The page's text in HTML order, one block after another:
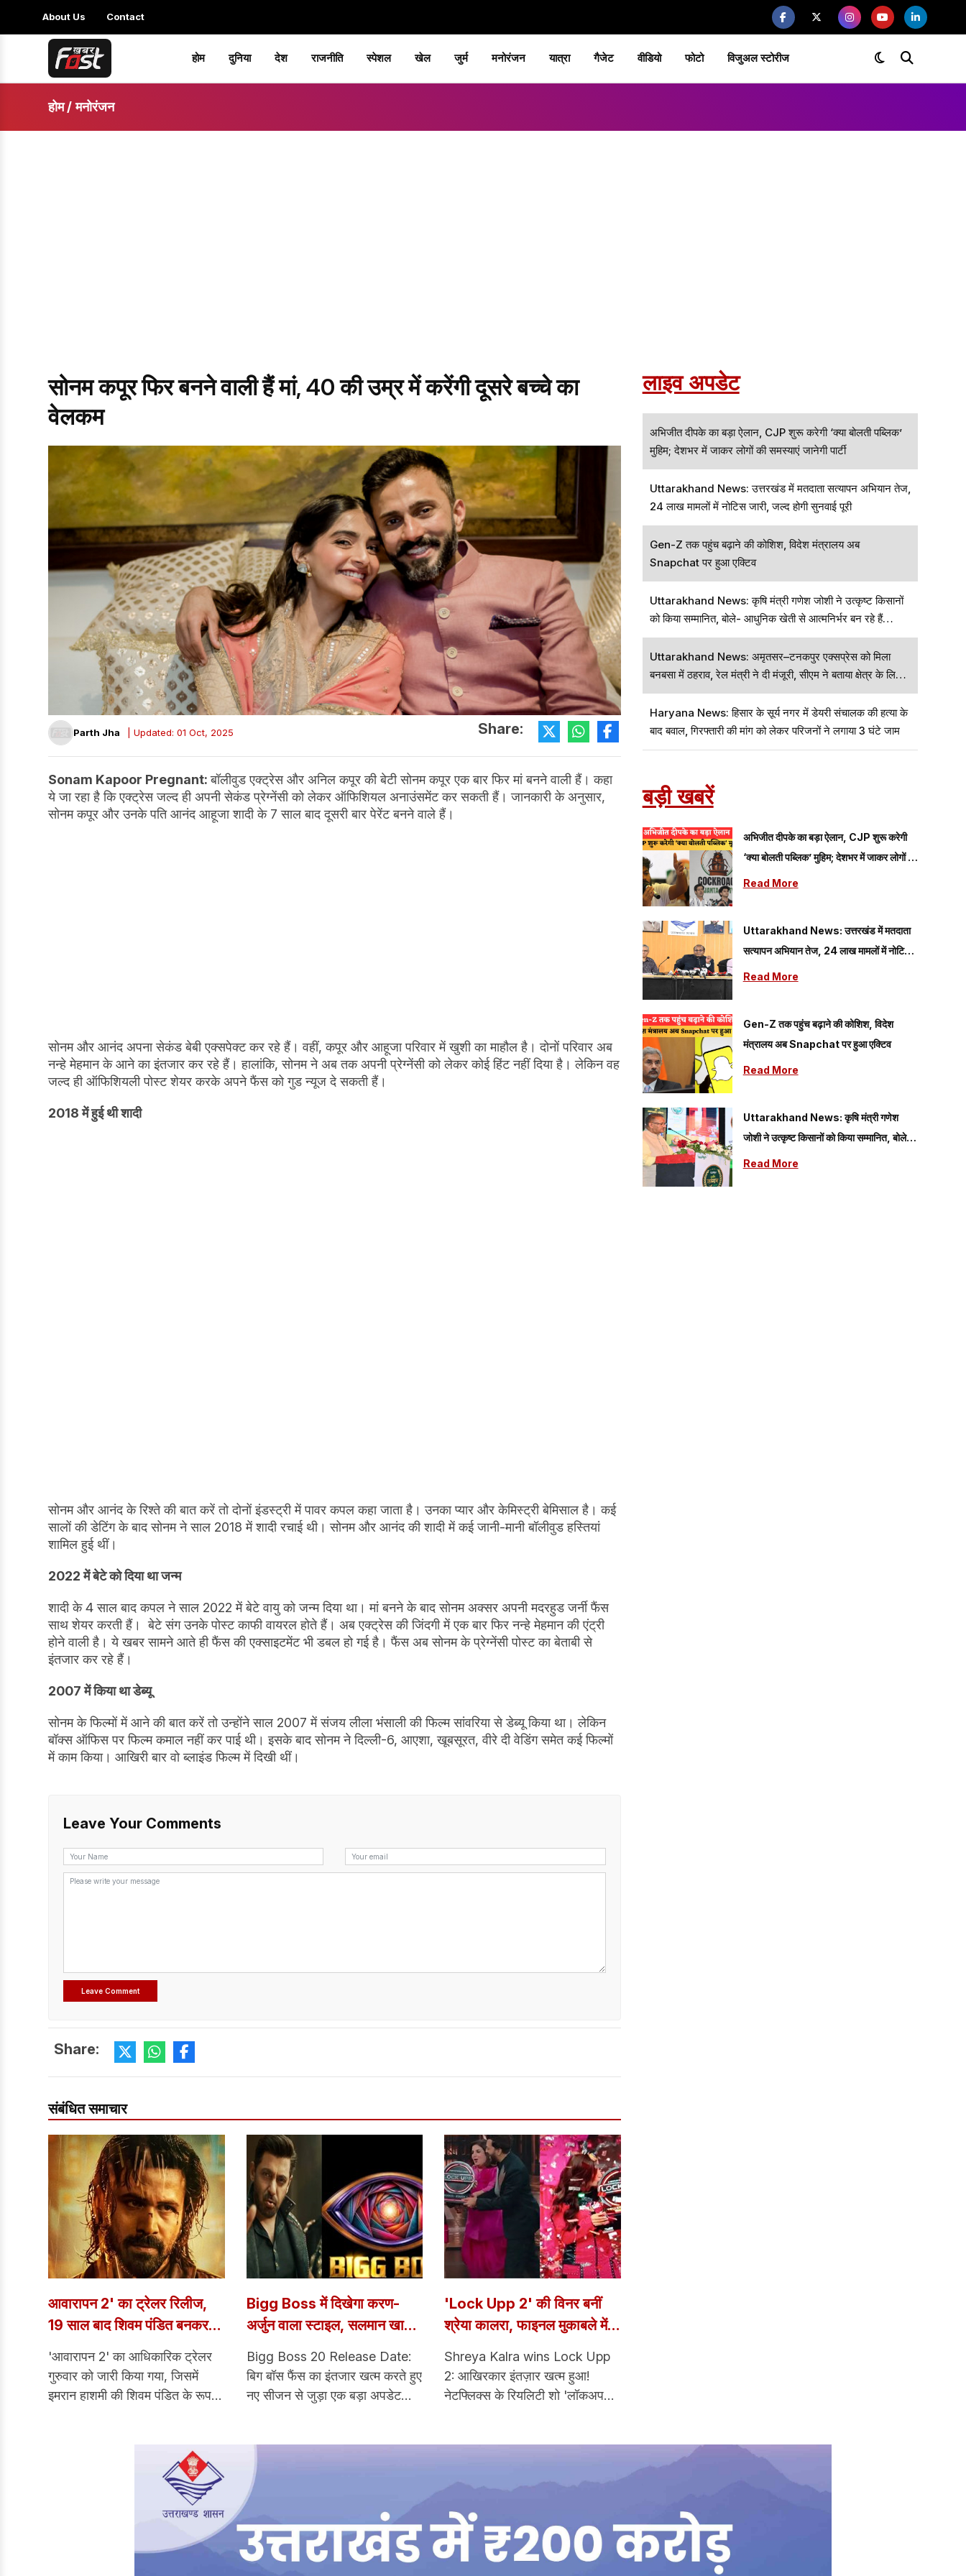
About Us Contact
होम दुनिया देश राजनीति स्पेशल खेल जुर्म मनोरंजन यात्रा गैजेट वीडियो फोटो विजुअल स्टोरीज
होम/ मनोरंजन
सोनम कपूर फिर बनने वाली हैं मां, 40 की उम्र में करेंगी दूसरे बच्चे का
वेलकम
Parth Jha | Updated: 01 Oct, 2025 Share:
Sonam Kapoor Pregnant:बॉलीवुड एक्ट्रेस और अनिल कपूर की बेटी सोनम कपूर एक बार फिर मां बनने वाली हैं। कहा
ये जा रहा है कि एक्ट्रेस जल्द ही अपनी सेकंड प्रेग्नेंसी को लेकर ऑफिशियल अनाउंसमेंट कर सकती हैं। जानकारी के अनुसार,
सोनम कपूर और उनके पति आनंद आहूजा शादी के 7 साल बाद दूसरी बार पेरेंट बनने वाले हैं।
सोनम और आनंद अपना सेकंड बेबी एक्सपेक्ट कर रहे हैं। वहीं, कपूर और आहूजा परिवार में खुशी का माहौल है। दोनों परिवार अब
नन्हे मेहमान के आने का इंतजार कर रहे हैं। हालांकि, सोनम ने अब तक अपनी प्रेग्नेंसी को लेकर कोई हिंट नहीं दिया है। लेकिन वह
जल्द ही ऑफिशियली पोस्ट शेयर करके अपने फैंस को गुड न्यूज दे सकती हैं।
2018 में हुई थी शादी
सोनम और आनंद के रिश्ते की बात करें तो दोनों इंडस्ट्री में पावर कपल कहा जाता है। उनका प्यार और केमिस्ट्री बेमिसाल है। कई
सालों की डेटिंग के बाद सोनम ने साल 2018 में शादी रचाई थी। सोनम और आनंद की शादी में कई जानी-मानी बॉलीवुड हस्तियां
शामिल हुई थीं।
2022 में बेटे को दिया था जन्म
शादी के 4 साल बाद कपल ने साल 2022 में बेटे वायु को जन्म दिया था। मां बनने के बाद सोनम अक्सर अपनी मदरहुड जर्नी फैंस
साथ शेयर करती हैं। बेटे संग उनके पोस्ट काफी वायरल होते हैं। अब एक्ट्रेस की जिंदगी में एक बार फिर नन्हे मेहमान की एंट्री
होने वाली है। ये खबर सामने आते ही फैंस की एक्साइटमेंट भी डबल हो गई है। फैंस अब सोनम के प्रेग्नेंसी पोस्ट का बेताबी से
इंतजार कर रहे हैं।
2007 में किया था डेब्यू
सोनम के फिल्मों में आने की बात करें तो उन्होंने साल 2007 में संजय लीला भंसाली की फिल्म सांवरिया से डेब्यू किया था। लेकिन
बॉक्स ऑफिस पर फिल्म कमाल नहीं कर पाई थी। इसके बाद सोनम ने दिल्ली-6, आएशा, खूबसूरत, वीरे दी वेडिंग समेत कई फिल्मों
में काम किया। आखिरी बार वो ब्लाइंड फिल्म में दिखी थीं।
Leave Your Comments
Share:
संबंधित समाचार
आवारापन 2' का ट्रेलर रिलीज,
19 साल बाद शिवम पंडित बनकर
'आवारापन 2' का आधिकारिक ट्रेलर
गुरुवार को जारी किया गया, जिसमें
इमरान हाशमी की शिवम पंडित के रूप में
प्राप्त हुआ था और लगभग दो दशक बीत
Bigg Boss में दिखेगा करण-
अर्जुन वाला स्टाइल, सलमान खान
के होश; नए सीजन की रिलीज डेट
फाइनल
Bigg Boss 20 Release Date:
बिग बॉस फैंस का इंतजार खत्म करते हुए
नए सीजन से जुड़ा एक बड़ा अपडेट
दिया है। बिग बॉस का नया सीजन 6
सितंबर से शुरु होगा।
'Lock Upp 2' की विनर बनीं
श्रेया कालरा, फाइनल मुकाबले में
ट्रॉफी के साथ जीती बड़ी प्राइज
मनी
Shreya Kalra wins Lock Upp
2: आखिरकार इंतज़ार खत्म हुआ!
नेटफ्लिक्स के रियलिटी शो 'लॉकअप
की प्राइज मनी मिली है।
लाइव अपडेट
अभिजीत दीपके का बड़ा ऐलान, CJP शुरू करेगी ‘क्या बोलती पब्लिक’
मुहिम; देशभर में जाकर लोगों की समस्याएं जानेगी पार्टी
Uttarakhand News: उत्तरखंड में मतदाता सत्यापन अभियान तेज,
24 लाख मामलों में नोटिस जारी, जल्द होगी सुनवाई पूरी
Gen-Z तक पहुंच बढ़ाने की कोशिश, विदेश मंत्रालय अब
Snapchat पर हुआ एक्टिव
Uttarakhand News: कृषि मंत्री गणेश जोशी ने उत्कृष्ट किसानों
को किया सम्मानित, बोले- आधुनिक खेती से आत्मनिर्भर बन रहे हैं
किसान
Uttarakhand News: अमृतसर–टनकपुर एक्सप्रेस को मिला
बनबसा में ठहराव, रेल मंत्री ने दी मंजूरी, सीएम ने बताया क्षेत्र के लिए
बड़ी सौगात
Haryana News: हिसार के सूर्य नगर में डेयरी संचालक की हत्या के
बाद बवाल, गिरफ्तारी की मांग को लेकर परिजनों ने लगाया 3 घंटे जाम
बड़ी खबरें
अभिजीत दीपके का बड़ा ऐलान, CJP शुरू करेगी
‘क्या बोलती पब्लिक’ मुहिम; देशभर में जाकर लोगों की
समस्याएं जानेगी पार्टी
Read More
Uttarakhand News: उत्तरखंड में मतदाता
सत्यापन अभियान तेज, 24 लाख मामलों में नोटिस
जारी, जल्द होगी सुनवाई पूरी
Read More
Gen-Z तक पहुंच बढ़ाने की कोशिश, विदेश
मंत्रालय अब Snapchat पर हुआ एक्टिव
Read More
Uttarakhand News: कृषि मंत्री गणेश
जोशी ने उत्कृष्ट किसानों को किया सम्मानित, बोले-
आधुनिक खेती से आत्मनिर्भर बन रहे हैं किसान
Read More